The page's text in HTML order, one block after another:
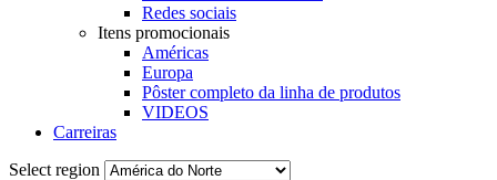
Redes sociais
Itens promocionais
Américas
Europa
Pôster completo da linha de produtos
VIDEOS
Carreiras
Select region